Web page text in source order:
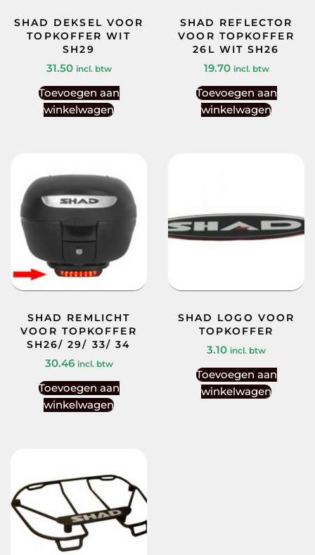
SHAD DEKSEL VOOR
TOPKOFFER WIT
SH29
31.50 incl. btw
Toevoegen aan
winkelwagen
SHAD REFLECTOR
VOOR TOPKOFFER
26L WIT SH26
19.70 incl. btw
Toevoegen aan
winkelwagen
SHAD REMLICHT
VOOR TOPKOFFER
SH26/ 29/ 33/ 34
30.46 incl. btw
Toevoegen aan
winkelwagen
SHAD LOGO VOOR
TOPKOFFER
3.10 incl. btw
Toevoegen aan
winkelwagen